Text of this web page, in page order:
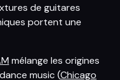
de guitares
portent une
mélange les origines
music (Chicago